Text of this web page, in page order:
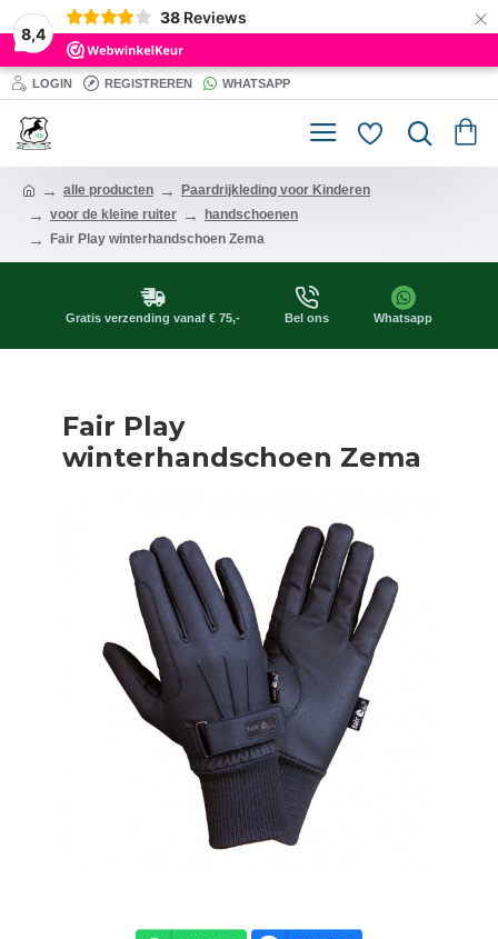
8,4
38 Reviews ×
LOGIN REGISTREREN WHATSAPP
alle producten
Paardrijkleding voor Kinderen
voor de kleine ruiter
handschoenen
Fair Play winterhandschoen Zema
Gratis verzending vanaf € 75,- Bel ons Whatsapp
Fair Play
winterhandschoen Zema